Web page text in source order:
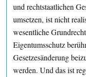
und rechtstaatlichen
umsetzen, ist nicht
wesentliche
Eigentumsschutz
Gesetzesänderung
werden. Und das ist